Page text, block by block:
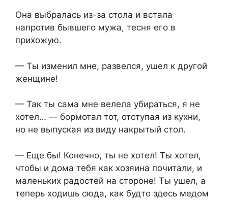
Она выбралась из-за стола и встала
напротив бывшего мужа, тесня его в
прихожую.
— Ты изменил мне, развелся, ушел к другой
женщине!
— Так ты сама мне велела убираться, я не
хотел… — бормотал тот, отступая из кухни,
но не выпуская из виду накрытый стол.
— Еще бы! Конечно, ты не хотел! Ты хотел,
чтобы и дома тебя как хозяина почитали, и
маленьких радостей на стороне! Ты ушел, а
теперь ходишь сюда, как будто здесь медом